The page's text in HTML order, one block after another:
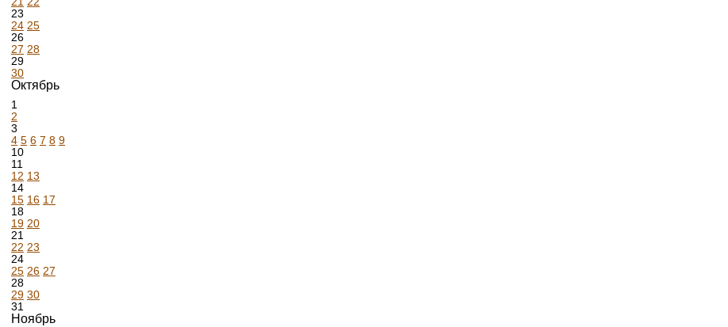
23
24 25
26
27 28
29
30
Октябрь
1
2
3
4 5 6 7 8 9
10
11
12 13
14
15 16 17
18
19 20
21
22 23
24
25 26 27
28
29 30
31
Ноябрь